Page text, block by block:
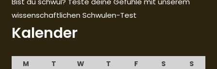
wissenschaftlichen Schwulen-Test
Kalender
M T W T F S
S